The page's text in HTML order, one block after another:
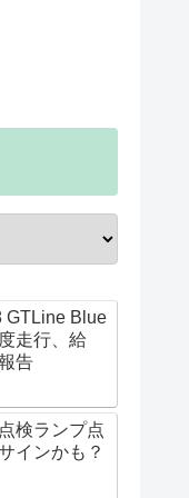
GTLine Blue
走行、給
告
検ランプ点
インかも？